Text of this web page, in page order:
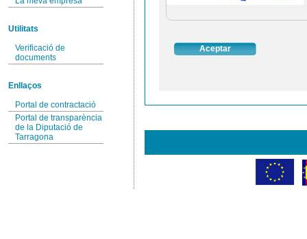
Utilitats
Verificació de
documents
Enllaços
Portal de contractació
Portal de transparència
de la Diputació de
Tarragona